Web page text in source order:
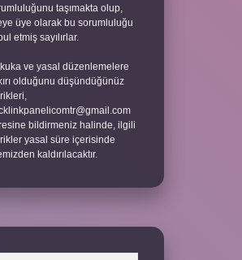
taşımakta olup,
üye olarak bu sorumluluğu
etmiş sayılırlar.
ve yasal düzenlemelere
olduğunu düşündüğünüz
bildirmeniz halinde, ilgili
yasal süre içerisinde
kaldırılacaktır.